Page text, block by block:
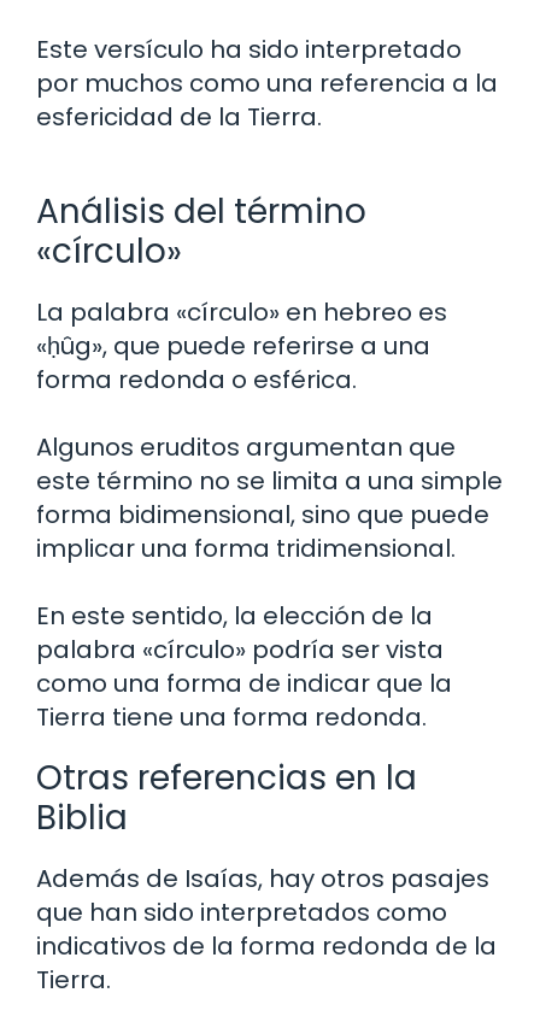
Este versículo ha sido interpretado
por muchos como una referencia a la
esfericidad de la Tierra.
Análisis del término
«círculo»
La palabra «círculo» en hebreo es
«ḥûg», que puede referirse a una
forma redonda o esférica.
Algunos eruditos argumentan que
este término no se limita a una simple
forma bidimensional, sino que puede
implicar una forma tridimensional.
En este sentido, la elección de la
palabra «círculo» podría ser vista
como una forma de indicar que la
Tierra tiene una forma redonda.
Otras referencias en la
Biblia
Además de Isaías, hay otros pasajes
que han sido interpretados como
indicativos de la forma redonda de la
Tierra.